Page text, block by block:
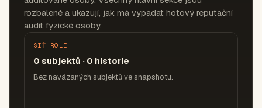
rozbalené a ukazují, jak má vypadat hotový reputační
audit fyzické osoby.
SÍŤ ROLÍ
0 subjektů · 0 historie
Bez navázaných subjektů ve snapshotu.